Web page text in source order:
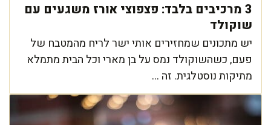
3 מרכיבים בלבד: פצפוצי אורז משגעים עם
שוקולד
יש מתכונים שמחזירים אותי ישר לריח מהמטבח של
פעם, כשהשוקולד נמס על בן מארי וכל הבית מתמלא
מתיקות נוסטלגית. זה ...